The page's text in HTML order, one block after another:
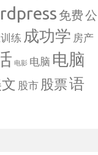
免费公
练 成功学 房产
电影 电脑 电脑
股市 股票语